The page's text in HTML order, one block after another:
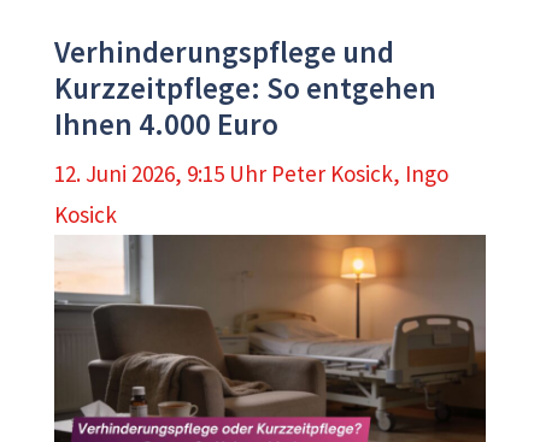
Verhinderungspflege und
Kurzzeitpflege: So entgehen
Ihnen 4.000 Euro
12. Juni 2026, 9:15 Uhr Peter Kosick, Ingo
Kosick